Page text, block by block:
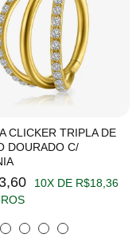
CLICKER TRIPLA DE
DOURADO C/
10X DE R$18,36